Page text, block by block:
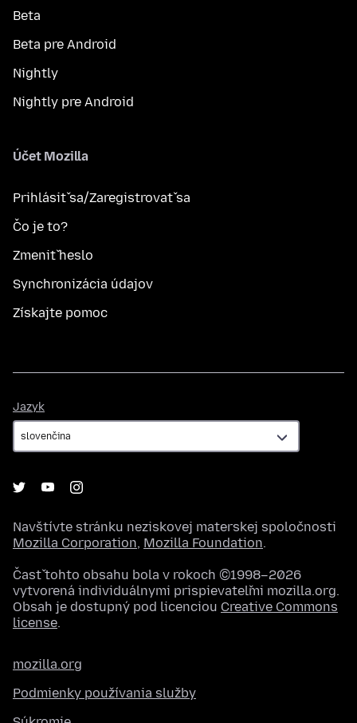
Beta
Beta pre Android
Nightly
Nightly pre Android
Účet Mozilla
Prihlásiť sa/Zaregistrovať sa
Čo je to?
Zmeniť heslo
Synchronizácia údajov
Získajte pomoc
Jazyk
Navštívte stránku neziskovej materskej spoločnosti
Mozilla Corporation, Mozilla Foundation.
Časť tohto obsahu bola v rokoch ©1998–2026
vytvorená individuálnymi prispievateľmi mozilla.org.
Obsah je dostupný pod licenciou Creative Commons
license.
mozilla.org
Podmienky používania služby